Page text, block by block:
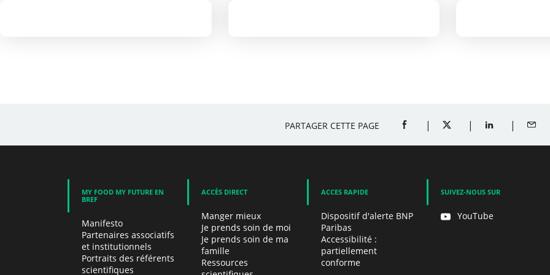
PARTAGER CETTE PAGE PARTAGER SUR FACEBOOK (OUVRE
PARTAGER SUR X (OUVRE
PARTAGER
MY FOOD MY FUTURE EN
BREF
Manifesto
Partenaires associatifs
et institutionnels
Portraits des référents
scientifiques
ACCÈS DIRECT
Manger mieux
Je prends soin de moi
Je prends soin de ma
famille
Ressources
ACCES RAPIDE
Dispositif d'alerte BNP
Paribas
Accessibilité :
partiellement
conforme
SUIVEZ-NOUS SUR
YouTube